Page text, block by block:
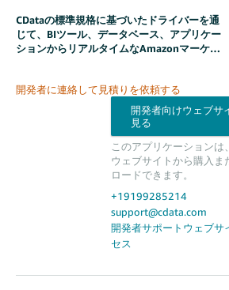
CDataの標準規格に基づいたドライバーを通
じて、BIツール、データベース、アプリケー
ションからリアルタイムなAmazonマーケッ
開発者に連絡して見積りを依頼する
このアプリケーションは
ウェブサイトから購入ま
ロードできます。
+19199285214
support@cdata.com
開発者サポートウェブサ
セス